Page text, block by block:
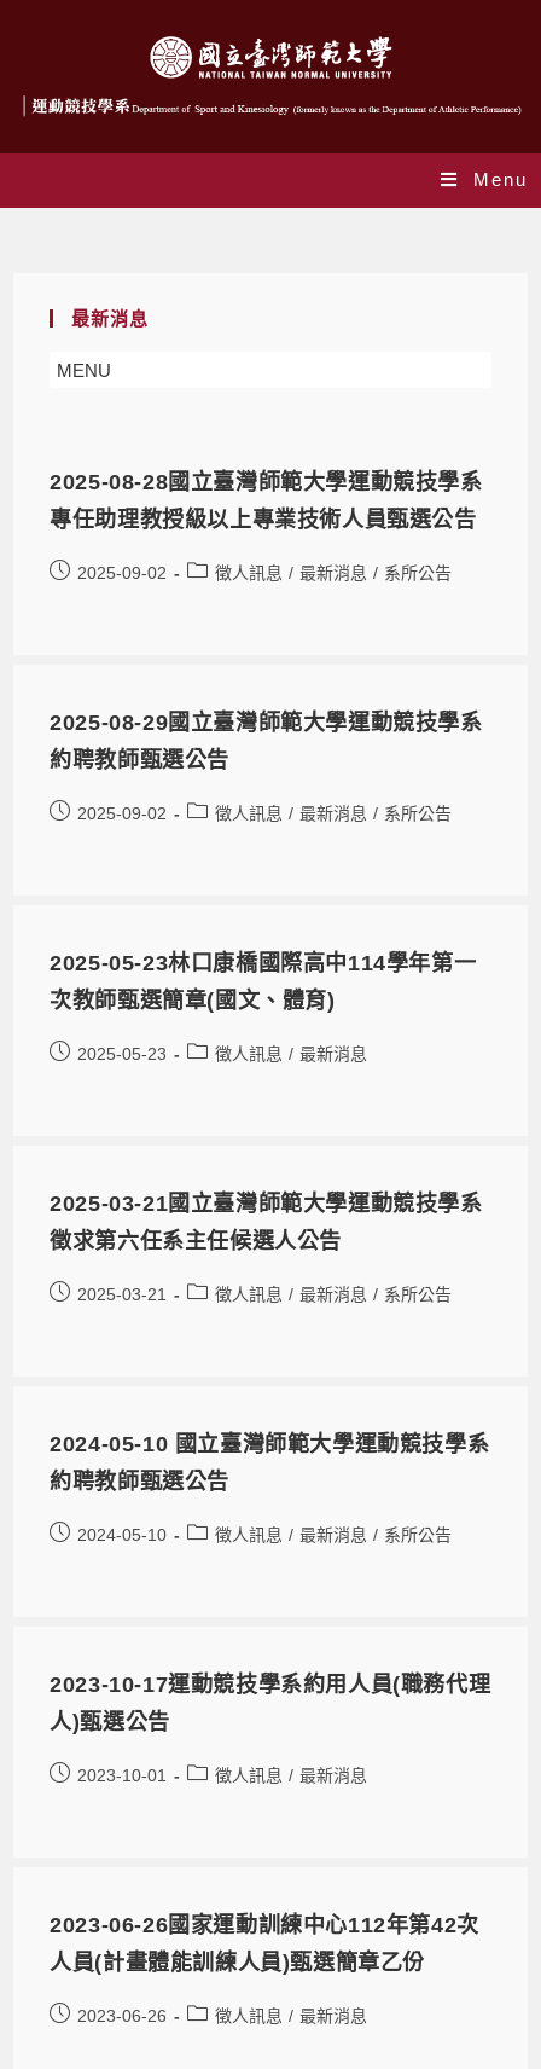
Menu
最新消息
MENU
2025-08-28國立臺灣師範大學運動競技學系
專任助理教授級以上專業技術人員甄選公告
2025-09-02 徵人訊息 / 最新消息 / 系所公告
2025-08-29國立臺灣師範大學運動競技學系
約聘教師甄選公告
2025-09-02 徵人訊息 / 最新消息 / 系所公告
2025-05-23林口康橋國際高中114學年第一
次教師甄選簡章(國文、體育)
2025-05-23 徵人訊息 / 最新消息
2025-03-21國立臺灣師範大學運動競技學系
徵求第六任系主任候選人公告
2025-03-21 徵人訊息 / 最新消息 / 系所公告
2024-05-10 國立臺灣師範大學運動競技學系
約聘教師甄選公告
2024-05-10 徵人訊息 / 最新消息 / 系所公告
2023-10-17運動競技學系約用人員(職務代理
人)甄選公告
2023-10-01 徵人訊息 / 最新消息
2023-06-26國家運動訓練中心112年第42次
人員(計畫體能訓練人員)甄選簡章乙份
2023-06-26 徵人訊息 / 最新消息